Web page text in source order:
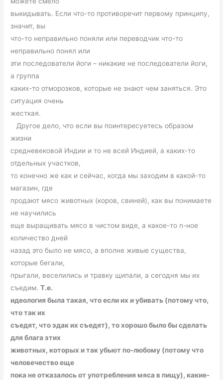
выкидывать. Если что-то противоречит первому принципу,
значит, вы
что-то неправильно поняли или переводчик что-то
неправильно понял или
эти последователи йоги – никакие не последователи йоги,
а группа
каких-то отморозков, которые не знают чем заняться. Это
ситуация очень
жесткая.
Другое дело, что если вы поинтересуетесь образом
жизни
средневековой Индии и то не всей Индией, а каких-то
отдельных участков,
то конечно же как и сейчас, когда мы заходим в какой-то
магазин, где
продают мясо животных (коров, свиней), как вы понимаете
не научились
еще выращивать мясо в чистом виде, а какое-то n-ное
количество дней
назад это было не мясо, а вполне живые существа,
которые бегали,
прыгали, веселились и травку щипали, а сегодня мы их
съедим.Т.е.
идеология была такая, что если их и убивать (потому что,
что так их
съедят, что эдак их съедят), то хорошо было бы сделать
для блага этих
животных, которых и так убьют по-любому (потому что
человечество еще
пока не отказалось от употребления мяса в пищу), какие-